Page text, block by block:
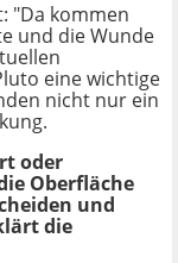
"Da kommen
und die Wunde
eine wichtige
nicht nur ein
oder
Oberfläche
und
die